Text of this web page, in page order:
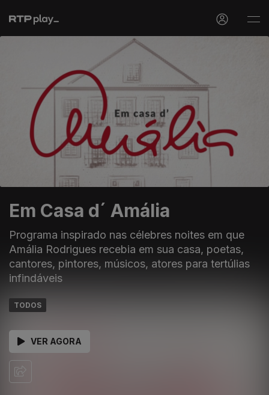
Em Casa d´ Amália
Programa inspirado nas célebres noites em que
Amália Rodrigues recebia em sua casa, poetas,
cantores, pintores, músicos, atores para tertúlias
infindáveis
TODOS
VER AGORA